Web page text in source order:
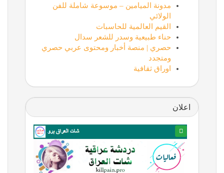
مدونة الميامين – موسوعة شاملة للفن
الولائي
القيم العالمية للحاسبات
حناء طبيعية وسدر للشعر سدال
حصري | منصة أخبار ومحتوى عربي حصري
ومتجدد
اوراق ثقافية
اعلان